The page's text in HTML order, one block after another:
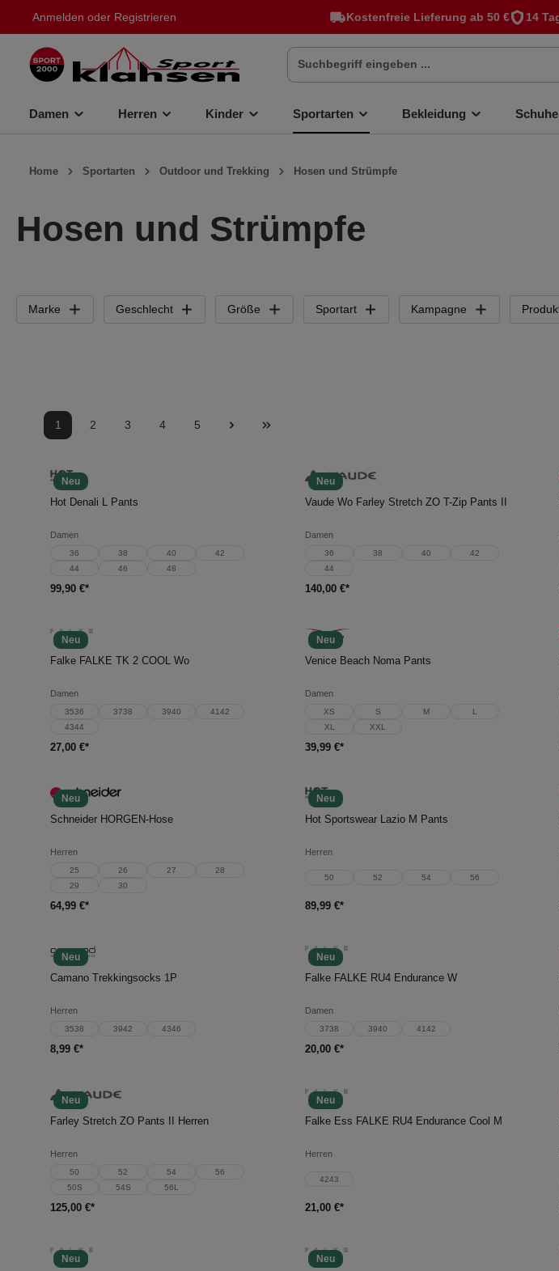
springen Kostenfreie Lieferung ab 50 € 14
Anmelden oder Registrieren
Damen Herren Kinder Sportarten Bekleidung Schuhe
Home Sportarten Outdoor und Trekking Hosen und Strümpfe
Hosen und Strümpfe
Marke Geschlecht Größe Sportart Kampagne
1 2 3 4 5
Neu
In den Warenkorb
Hot Denali L Pants
Damen
36 38 40
42
44
46 48
99,90 €*
Neu
In den Warenkorb
Vaude Wo Farley Stretch ZO T-Zip Pants II
Damen
36 38 40
42
44
140,00 €*
Neu
In den Warenkorb
Falke FALKE TK 2 COOL Wo
Damen
3536 3738 3940
4142
4344
27,00 €*
Neu
In den Warenkorb
Venice Beach Noma Pants
Damen
XS S M
L
XL
XXL
39,99 €*
Neu
In den Warenkorb
Schneider HORGEN-Hose
Herren
25 26 27
28
29
30
64,99 €*
Neu
In den Warenkorb
Hot Sportswear Lazio M Pants
Herren
50 52 54 56
89,99 €*
Neu
In den Warenkorb
Camano Trekkingsocks 1P
Herren
3538 3942 4346
8,99 €*
Neu
In den Warenkorb
Falke FALKE RU4 Endurance W
Damen
3738 3940 4142
20,00 €*
Neu
In den Warenkorb
Farley Stretch ZO Pants II Herren
Herren
50 52 54
56
50S
54S 56L
125,00 €*
Neu
In den Warenkorb
Falke Ess FALKE RU4 Endurance Cool M
Herren
4243
21,00 €*
Neu
In den Warenkorb
Neu
In den Warenkorb